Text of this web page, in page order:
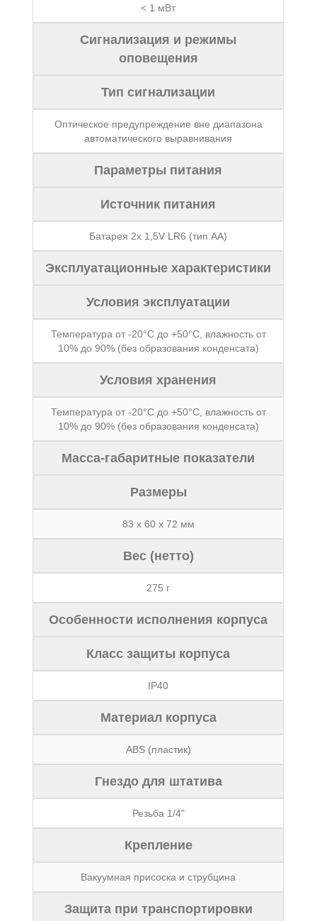
< 1 мВт
Сигнализация и режимы
оповещения
Тип сигнализации
Оптическое предупреждение вне диапазона
автоматического выравнивания
Параметры питания
Источник питания
Батарея 2x 1,5V LR6 (тип АА)
Эксплуатационные характеристики
Условия эксплуатации
Температура от -20°C до +50°C, влажность от
10% до 90% (без образования конденсата)
Условия хранения
Температура от -20°C до +50°C, влажность от
10% до 90% (без образования конденсата)
Масса-габаритные показатели
Размеры
83 х 60 х 72 мм
Вес (нетто)
275 г
Особенности исполнения корпуса
Класс защиты корпуса
IP40
Материал корпуса
ABS (пластик)
Гнездо для штатива
Резьба 1/4"
Крепление
Вакуумная присоска и струбцина
Защита при транспортировки